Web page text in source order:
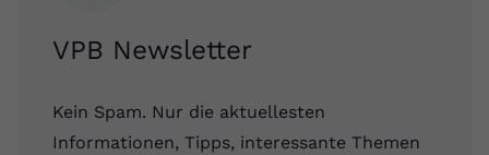
VPB Newsletter
Kein Spam. Nur die aktuellesten
Informationen, Tipps, interessante Themen